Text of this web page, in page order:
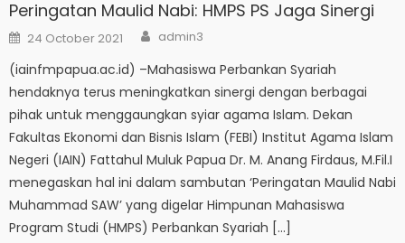
Peringatan Maulid Nabi: HMPS PS Jaga Sinergi
Posted
on
24 October 2021 Author
admin3
(iainfmpapua.ac.id) –Mahasiswa Perbankan Syariah
hendaknya terus meningkatkan sinergi dengan berbagai
pihak untuk menggaungkan syiar agama Islam. Dekan
Fakultas Ekonomi dan Bisnis Islam (FEBI) Institut Agama Islam
Negeri (IAIN) Fattahul Muluk Papua Dr. M. Anang Firdaus, M.Fil.I
menegaskan hal ini dalam sambutan ‘Peringatan Maulid Nabi
Muhammad SAW’ yang digelar Himpunan Mahasiswa
Program Studi (HMPS) Perbankan Syariah […]